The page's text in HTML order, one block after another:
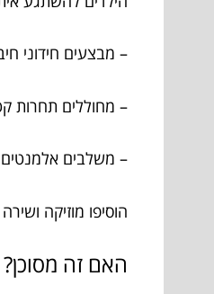
– מבצעים חידוני
– מחוללים תחרות
– משלבים אלמנטים
הוסיפו מוזיקה
האם זה